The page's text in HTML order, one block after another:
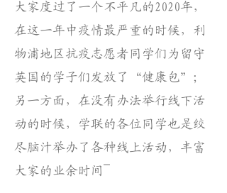
大家度过了一个不平凡的2020年，
在这一年中疫情最严重的时候，利
物浦地区抗疫志愿者同学们为留守
英国的学子们发放了“健康包”；
另一方面，在没有办法举行线下活
动的时候，学联的各位同学也是绞
尽脑汁举办了各种线上活动，丰富
大家的业余时间~